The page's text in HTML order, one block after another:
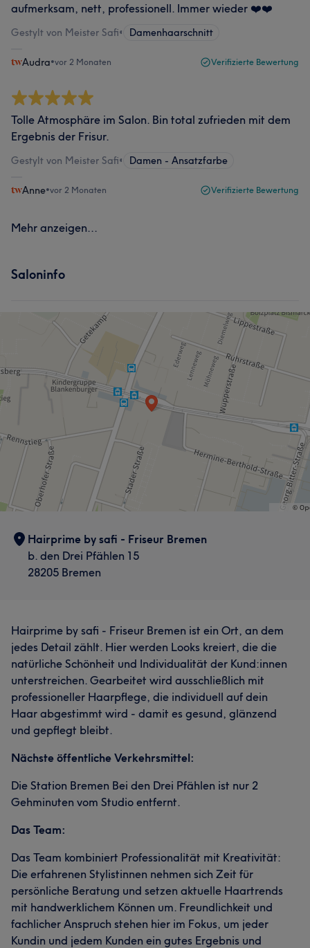
aufmerksam, nett, professionell. Immer wieder ❤️❤️
Gestylt von Meister Safi• Damenhaarschnitt
Audra•vor 2 Monaten Verifizierte Bewertung
Tolle Atmosphäre im Salon. Bin total zufrieden mit dem
Ergebnis der Frisur.
Gestylt von Meister Safi• Damen - Ansatzfarbe
Anne•vor 2 Monaten Verifizierte Bewertung
Mehr anzeigen...
Saloninfo
Hairprime by safi - Friseur Bremen
b. den Drei Pfählen 15
28205 Bremen
Hairprime by safi - Friseur Bremen ist ein Ort, an dem
jedes Detail zählt. Hier werden Looks kreiert, die die
natürliche Schönheit und Individualität der Kund:innen
unterstreichen. Gearbeitet wird ausschließlich mit
professioneller Haarpflege, die individuell auf dein
Haar abgestimmt wird - damit es gesund, glänzend
und gepflegt bleibt.
Nächste öffentliche Verkehrsmittel:
Die Station Bremen Bei den Drei Pfählen ist nur 2
Gehminuten vom Studio entfernt.
Das Team:
Das Team kombiniert Professionalität mit Kreativität:
Die erfahrenen Stylistinnen nehmen sich Zeit für
persönliche Beratung und setzen aktuelle Haartrends
mit handwerklichem Können um. Freundlichkeit und
fachlicher Anspruch stehen hier im Fokus, um jeder
Kundin und jedem Kunden ein gutes Ergebnis und